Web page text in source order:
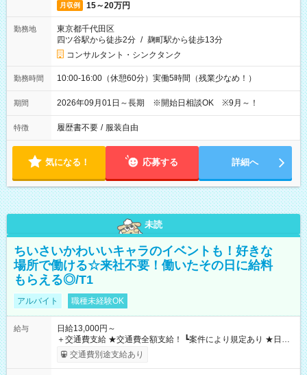
月収例 15～20万円
勤務地
東京都千代田区
四ツ谷駅から徒歩2分 / 麹町駅から徒歩13分
コンサルタント・シンクタンク
勤務時間 10:00-16:00（休憩60分）実働5時間（残業少なめ！）
期間 2026年09月01日～長期 ※開始日相談OK ※9月～！
特徴 履歴書不要 / 服装自由
気になる！ 応募する 詳細へ
未読
ちいさいかわいいキャラのイベントも！好きな
場所で働ける☆来社不要！働いたその日に給料
もらえる◎/T1
アルバイト 職種未経験OK
給与
日給13,000円～
＋交通費支給 ★交通費全額支給！ ┗案件により規定あり ★日払
いOK！（規定あり） ┗働いたその日に現金GET♪ お仕事後はコ
ンビニATMから 日払い分を引き落とせます！ 【試用期間】試
交通費別途支給あり